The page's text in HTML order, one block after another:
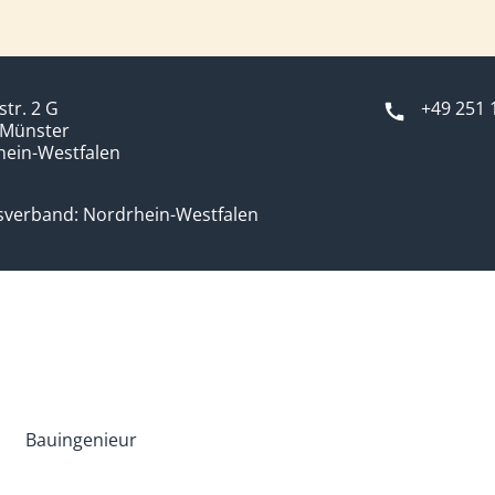
2 G
Westfalen
+49 251
Nordrhein-Westfalen
Bauingenieur